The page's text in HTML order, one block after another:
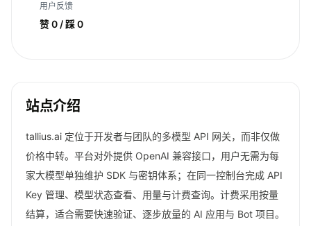
用户反馈
赞 0 / 踩 0
站点介绍
tallius.ai 定位于开发者与团队的多模型 API 网关，而非仅做
价格中转。平台对外提供 OpenAI 兼容接口，用户无需为每
家大模型单独维护 SDK 与密钥体系；在同一控制台完成 API
Key 管理、模型状态查看、用量与计费查询。计费采用按量
结算，适合需要快速验证、逐步放量的 AI 应用与 Bot 项目。